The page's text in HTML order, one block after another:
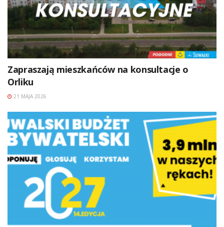
Zapraszają mieszkańców na konsultacje o
Orliku
21 MAJA 2026